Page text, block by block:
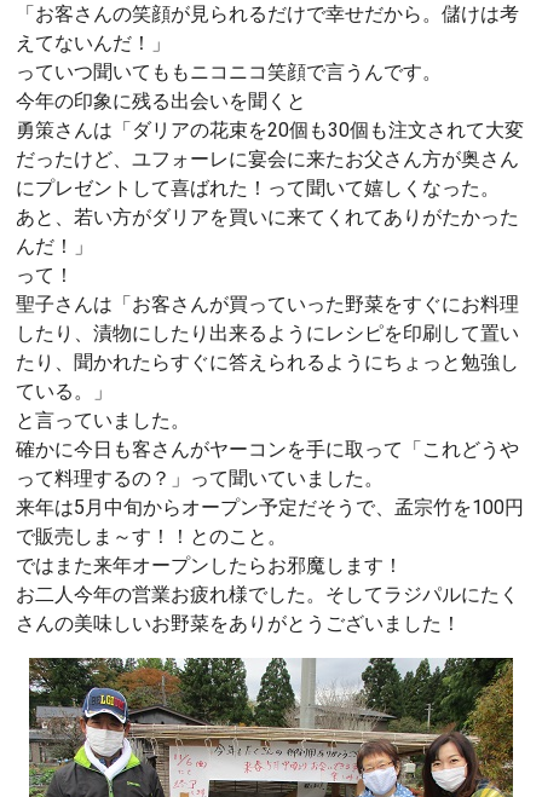
「お客さんの笑顔が見られるだけで幸せだから。儲けは考
えてないんだ！」
っていつ聞いてももニコニコ笑顔で言うんです。
今年の印象に残る出会いを聞くと
勇策さんは「ダリアの花束を20個も30個も注文されて大変
だったけど、ユフォーレに宴会に来たお父さん方が奥さん
にプレゼントして喜ばれた！って聞いて嬉しくなった。
あと、若い方がダリアを買いに来てくれてありがたかった
んだ！」
って！
聖子さんは「お客さんが買っていった野菜をすぐにお料理
したり、漬物にしたり出来るようにレシピを印刷して置い
たり、聞かれたらすぐに答えられるようにちょっと勉強し
ている。」
と言っていました。
確かに今日も客さんがヤーコンを手に取って「これどうや
って料理するの？」って聞いていました。
来年は5月中旬からオープン予定だそうで、孟宗竹を100円
で販売しま～す！！とのこと。
ではまた来年オープンしたらお邪魔します！
お二人今年の営業お疲れ様でした。そしてラジパルにたく
さんの美味しいお野菜をありがとうございました！